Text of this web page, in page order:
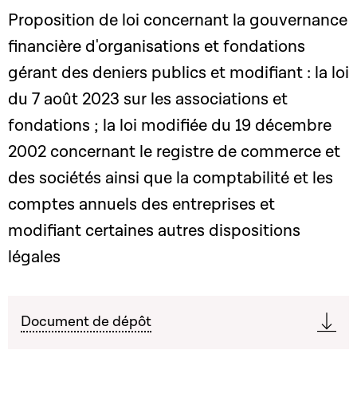
Proposition de loi concernant la gouvernance
financière d'organisations et fondations
gérant des deniers publics et modifiant : la loi
du 7 août 2023 sur les associations et
fondations ; la loi modifiée du 19 décembre
2002 concernant le registre de commerce et
des sociétés ainsi que la comptabilité et les
comptes annuels des entreprises et
modifiant certaines autres dispositions
légales
Document de dépôt